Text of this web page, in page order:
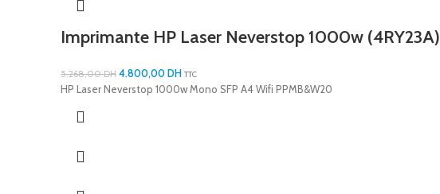
Imprimante HP Laser Neverstop 1000w (4RY23A)
5.268,00DH 4.800,00DH TTC
HP Laser Neverstop 1000w Mono SFP A4 Wifi PPMB&W20